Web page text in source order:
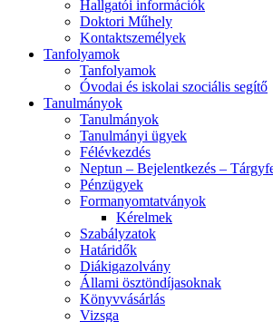
Hallgatói információk
Doktori Műhely
Kontaktszemélyek
Tanfolyamok
Tanfolyamok
Óvodai és iskolai szociális segítő
Tanulmányok
Tanulmányok
Tanulmányi ügyek
Félévkezdés
Neptun – Bejelentkezés –
Pénzügyek
Formanyomtatványok
Kérelmek
Szabályzatok
Határidők
Diákigazolvány
Állami ösztöndíjasoknak
Könyvvásárlás
Vizsga